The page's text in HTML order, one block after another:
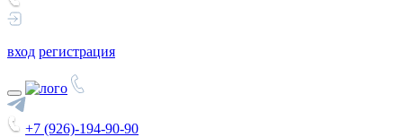
вход регистрация
+7 (926)-194-90-90